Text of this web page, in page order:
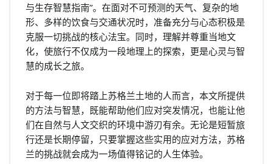
与生存智慧指南”。在面对不可预测的天气、复杂的地
形、多样的饮食与交通状况时，准备充分与心态积极是
克服一切挑战的核心法宝。同时，理解并尊重当地文
化，使旅行不仅成为一段地理上的探索，更是心灵与智
慧的成长之旅。
对于每一位即将踏上苏格兰土地的人而言，本文所提供
的方法与智慧，既能帮助他们应对突发情况，也能让他
们在自然与人文交织的环境中游刃有余。无论是短暂旅
行还是长期停留，只要掌握这些实用的应对方法，苏格
兰的挑战就会成为一场值得铭记的人生体验。